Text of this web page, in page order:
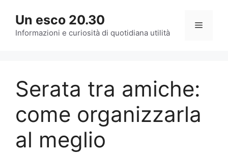
contenuto
Un esco 20.30
Informazioni e curiosità di quotidiana utilità
Menu
Serata tra amiche:
come organizzarla
al meglio